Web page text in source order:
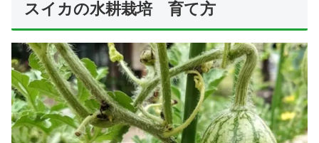
スイカの水耕栽培 育て方